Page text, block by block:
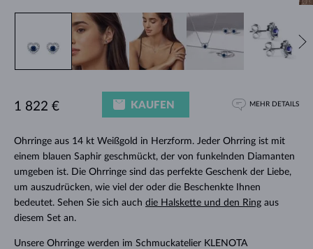
Ohrringe aus 14 kt Weißgold in Herzform. Jeder Ohrring ist mit
einem blauen Saphir geschmückt, der von funkelnden Diamanten
umgeben ist. Die Ohrringe sind das perfekte Geschenk der Liebe,
um auszudrücken, wie viel der oder die Beschenkte Ihnen
bedeutet. Sehen Sie sich auch die Halskette und den Ringaus
diesem Set an.
Unsere Ohrringe werden im Schmuckatelier KLENOTA
1 822 € KAUFEN MEHR DETAILS